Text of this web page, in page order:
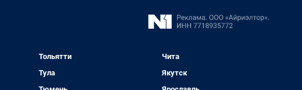
Тольятти
Тула
Чита
Якутск